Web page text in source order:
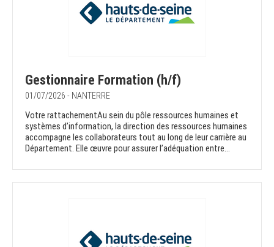
Gestionnaire Formation (h/f)
01/07/2026 - NANTERRE
Votre rattachementAu sein du pôle ressources humaines et
systèmes d’information, la direction des ressources humaines
accompagne les collaborateurs tout au long de leur carrière au
Département. Elle œuvre pour assurer l’adéquation entre...